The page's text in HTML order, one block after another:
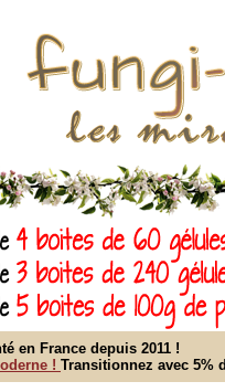
en France depuis 2011 !
! Transitionnez avec 5%